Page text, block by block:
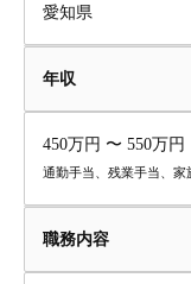
愛知県
年収
450万円 〜 550万円
通勤手当、残業手当、
職務内容